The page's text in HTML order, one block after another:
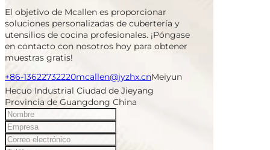
El objetivo de Mcallen es proporcionar
soluciones personalizadas de cubertería y
utensilios de cocina profesionales. ¡Póngase
en contacto con nosotros hoy para obtener
muestras gratis!
+86-13622732220mcallen@jyzhx.cnMeiyun
Hecuo Industrial Ciudad de Jieyang
Provincia de Guangdong China